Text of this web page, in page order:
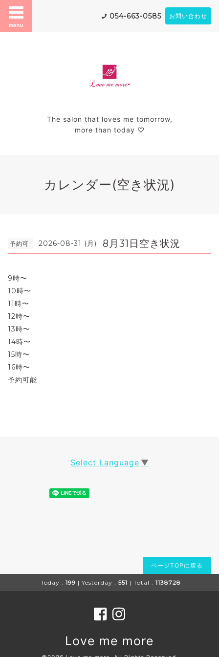
menu
054-663-0585 お問い合わせ
The salon that loves me tomorrow,
more than today ♡
カレンダー(空き状況)
予約可 2026-08-31 (月) 8月31日空き状況
9時〜
10時〜
11時〜
12時〜
13時〜
14時〜
15時〜
16時〜
予約可能
Select Language ▼
ページTOPに戻る
Today : 199 | Yesterday : 551 | Total : 1138728
Love me more